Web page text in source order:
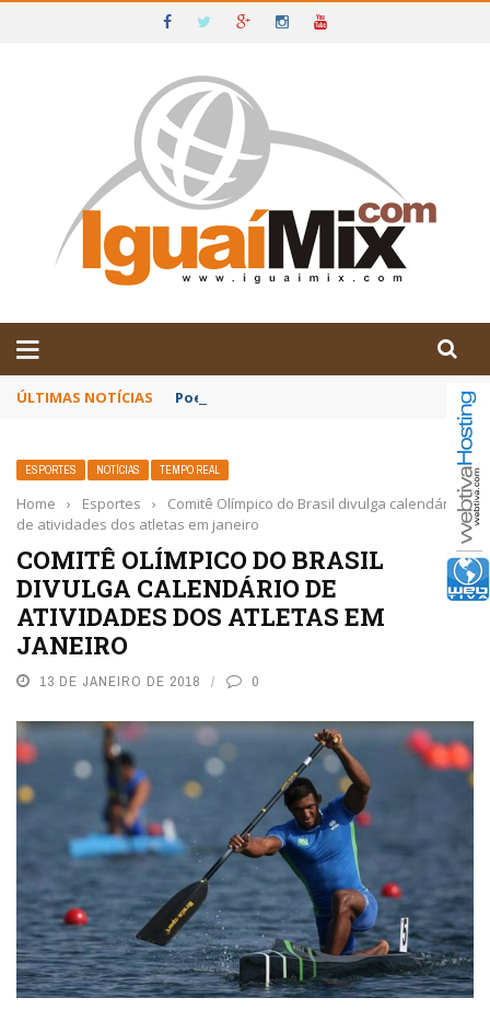
IGUAÍ E SUDOESTE DA BAHIA
ÚLTIMAS NOTÍCIAS Poetas baianos representam o Brasil no
ESPORTES NOTÍCIAS TEMPO REAL
Home › Esportes ›
Comitê Olímpico do Brasil divulga calendário
de atividades dos atletas em janeiro
COMITÊ OLÍMPICO DO BRASIL
DIVULGA CALENDÁRIO DE
ATIVIDADES DOS ATLETAS EM
JANEIRO
13 DE JANEIRO DE 2018 0